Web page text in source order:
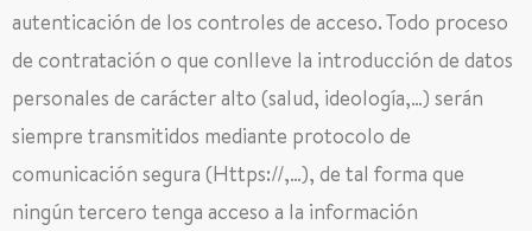
autenticación de los controles de acceso. Todo proceso
de contratación o que conlleve la introducción de datos
personales de carácter alto (salud, ideología,…) serán
siempre transmitidos mediante protocolo de
comunicación segura (Https://,…), de tal forma que
ningún tercero tenga acceso a la información